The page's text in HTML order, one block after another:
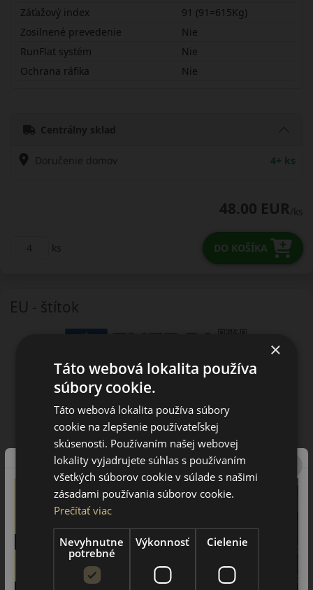
Záťažový index
91 (91=615Kg)
Zosilnené prevedenie
Nie
RunFlat systém
Nie
Ochrana ráfika
Nie
Centrálny sklad
Doručenie domov 4+ ks
48.00 EUR/ks
ks DO KOŠÍKA
EU - štítok
×
Táto webová lokalita používa
súbory cookie.
Táto webová lokalita používa súbory
cookie na zlepšenie používateľskej
skúsenosti. Používaním našej webovej
lokality vyjadrujete súhlas s používaním
všetkých súborov cookie v súlade s našimi
zásadami používania súborov cookie.
Prečítať viac
Nevyhnutne
potrebné
Výkonnosť Cielenie